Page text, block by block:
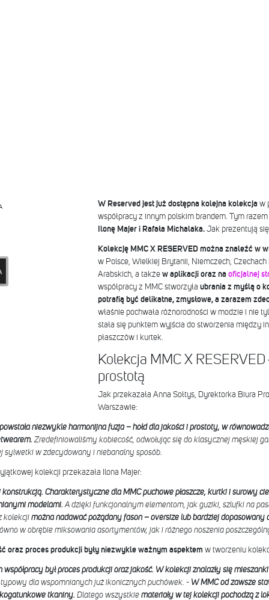
W Reserved jest już dostępna kolejna kolekcja w
współpracy z innym polskim brandem. Tym
Ilonę Majer i Rafała Michalaka. Jak prezentują
Kolekcję MMC X RESERVED można znaleźć w
w Polsce, Wielkiej Brytanii, Niemczech,
Arabskich, a także w aplikacji oraz na oficjalnej
współpracy z MMC stworzyła ubrania z myślą o
potrafią być delikatne, zmysłowe, a zarazem
właśnie pochwała różnorodności w modzie i nie
stała się punktem wyjścia do stworzenia między
płaszczów i kurtek.
Kolekcja MMC X RESERVED
prostotą
Jak przekazała Anna Sołtys, Dyrektorka Biura
Warszawie:
niezwykle harmonijna fuzja – hołd dla jakości i prostoty, w
Zredefiniowaliśmy kobiecość, odwołując się do klasycznej męskiej
sylwetki w zdecydowany i niebanalny sposób.
kolekcji przekazała Ilona Majer:
Charakterystyczne dla MMC puchowe płaszcze, kurtki i surowy
modelami. A dzięki funkcjonalnym elementom, jak guziki, szlufki na
kolekcji można nadawać pożądany fason – oversize lub bardziej
w obrębie miksowania asortymentów, jak i różnego noszenia
oraz proces produkcji były niezwykle ważnym aspektem w tworzeniu
był proces produkcji oraz jakość. W kolekcji znalazły się
dla wspomnianych już ikonicznych puchówek. - W MMC od zawsze
tkaniny. Dlatego wszystkiemateriały w tej kolekcji pochodzą z